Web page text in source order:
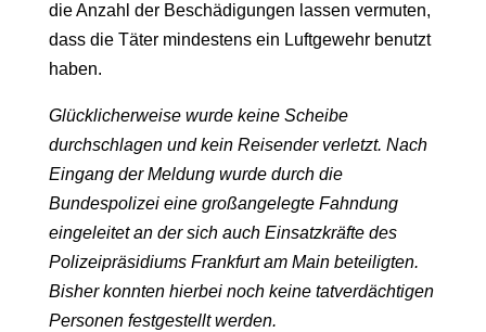
die Anzahl der Beschädigungen lassen vermuten,
dass die Täter mindestens ein Luftgewehr benutzt
haben.
Glücklicherweise wurde keine Scheibe
durchschlagen und kein Reisender verletzt. Nach
Eingang der Meldung wurde durch die
Bundespolizei eine großangelegte Fahndung
eingeleitet an der sich auch Einsatzkräfte des
Polizeipräsidiums Frankfurt am Main beteiligten.
Bisher konnten hierbei noch keine tatverdächtigen
Personen festgestellt werden.